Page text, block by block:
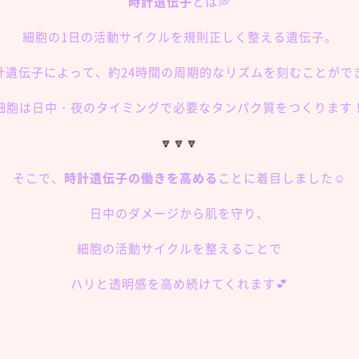
細胞の1日の活動サイクルを規則正しく整える遺伝子。
遺伝子によって、約24時間の周期的なリズムを刻むことがで
胞は日中・夜のタイミングで必要なタンパク質をつくります
🔽🔽🔽
そこで、 時計遺伝子の働きを高める ことに着目しました☺️
日中のダメージから肌を守り、
細胞の活動サイクルを整えることで
ハリと透明感を高め続けてくれます💕